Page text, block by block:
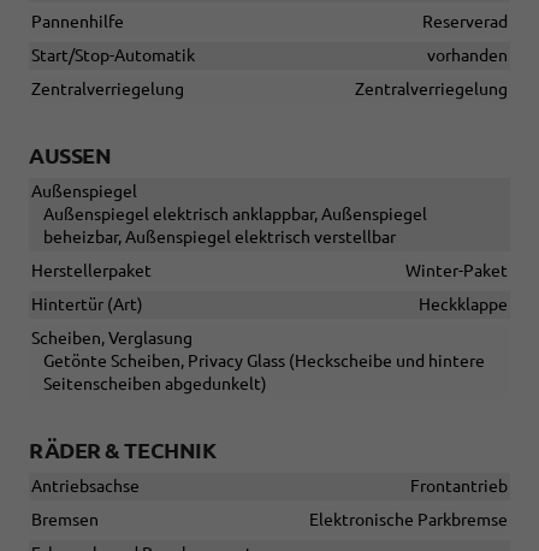
Pannenhilfe
Reserverad
Start/Stop-Automatik
vorhanden
Zentralverriegelung
Zentralverriegelung
AUSSEN
Außenspiegel
Außenspiegel elektrisch anklappbar, Außenspiegel
beheizbar, Außenspiegel elektrisch verstellbar
Herstellerpaket
Winter-Paket
Hintertür (Art)
Heckklappe
Scheiben, Verglasung
Getönte Scheiben, Privacy Glass (Heckscheibe und hintere
Seitenscheiben abgedunkelt)
RÄDER & TECHNIK
Antriebsachse
Frontantrieb
Bremsen
Elektronische Parkbremse